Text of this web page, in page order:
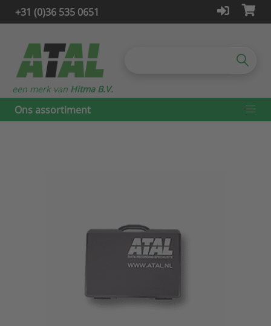
+31 (0)36 535 0651
Ons assortiment
een merk van Hitma B.V.